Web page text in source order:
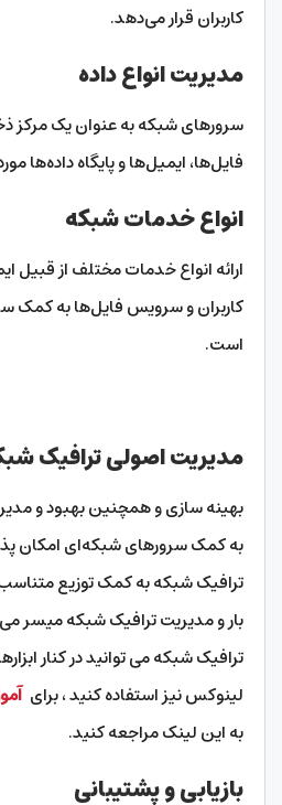
کاربران قرار می‌دهد.
مدیریت انواع داده
سرورهای شبکه به عنوان یک مرکز
فایل‌ها، ایمیل‌ها و پایگاه داده‌ها
انواع خدمات شبکه
ارائه انواع خدمات مختلف از قبیل
کاربران و سرویس فایل‌ها به کمک
است.
مدیریت اصولی ترافیک‌
بهینه سازی و همچنین بهبود و
به کمک سرورهای شبکه‌ای امکان
ترافیک شبکه به کمک توزیع
بار و مدیریت ترافیک شبکه میسر
ترافیک شبکه می توانید در کنار
لینوکس نیز استفاده کنید ، برای
به این لینک مراجعه کنید.
بازیابی و پشتیبانی